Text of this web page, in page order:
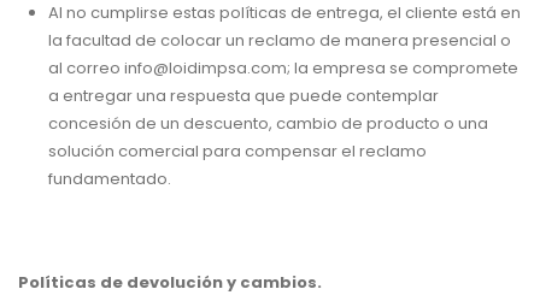
Al no cumplirse estas políticas de entrega, el cliente está en
la facultad de colocar un reclamo de manera presencial o
al correo info@loidimpsa.com; la empresa se compromete
a entregar una respuesta que puede contemplar
concesión de un descuento, cambio de producto o una
solución comercial para compensar el reclamo
fundamentado.
Políticas de devolución y cambios.